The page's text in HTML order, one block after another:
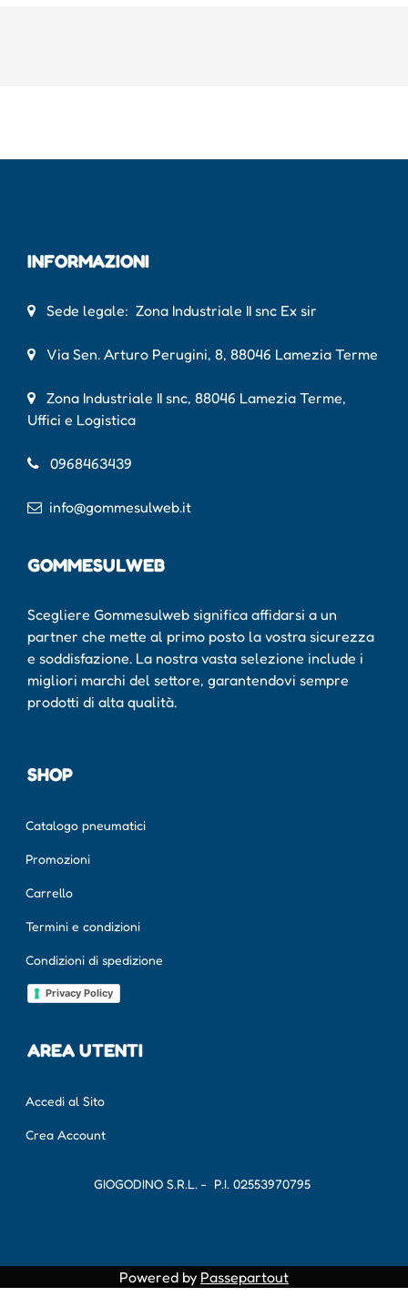
INFORMAZIONI
Sede legale: Zona Industriale II snc Ex sir
Via Sen. Arturo Perugini, 8, 88046 Lamezia Terme
Zona Industriale II snc, 88046 Lamezia Terme,
Uffici e Logistica
0968463439
info@gommesulweb.it
GOMMESULWEB
Scegliere Gommesulweb significa affidarsi a un
partner che mette al primo posto la vostra sicurezza
e soddisfazione. La nostra vasta selezione include i
migliori marchi del settore, garantendovi sempre
prodotti di alta qualità.
SHOP
Catalogo pneumatici
Promozioni
Carrello
Termini e condizioni
Condizioni di spedizione
Privacy Policy
AREA UTENTI
Accedi al Sito
Crea Account
GIOGODINO S.R.L. - P.I. 02553970795
Powered by Passepartout